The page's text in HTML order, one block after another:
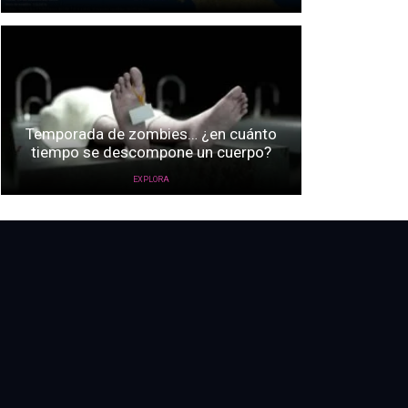
Temporada de zombies… ¿en cuánto
tiempo se descompone un cuerpo?
EXPLORA